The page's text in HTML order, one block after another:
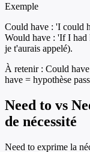
Exemple
Could have : 'I could
Would have : 'If I had
je t'aurais appelé).
À retenir : Could
have = hypothèse
Need to vs
de nécessité
Need to exprime la